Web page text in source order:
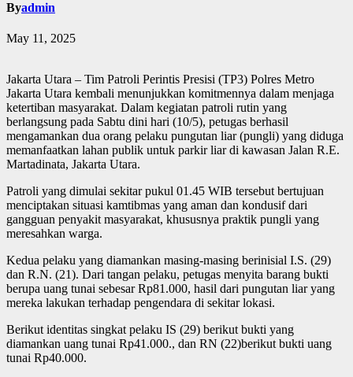
Byadmin
May 11, 2025
Jakarta Utara – Tim Patroli Perintis Presisi (TP3) Polres Metro
Jakarta Utara kembali menunjukkan komitmennya dalam menjaga
ketertiban masyarakat. Dalam kegiatan patroli rutin yang
berlangsung pada Sabtu dini hari (10/5), petugas berhasil
mengamankan dua orang pelaku pungutan liar (pungli) yang diduga
memanfaatkan lahan publik untuk parkir liar di kawasan Jalan R.E.
Martadinata, Jakarta Utara.
Patroli yang dimulai sekitar pukul 01.45 WIB tersebut bertujuan
menciptakan situasi kamtibmas yang aman dan kondusif dari
gangguan penyakit masyarakat, khususnya praktik pungli yang
meresahkan warga.
Kedua pelaku yang diamankan masing-masing berinisial I.S. (29)
dan R.N. (21). Dari tangan pelaku, petugas menyita barang bukti
berupa uang tunai sebesar Rp81.000, hasil dari pungutan liar yang
mereka lakukan terhadap pengendara di sekitar lokasi.
Berikut identitas singkat pelaku IS (29) berikut bukti yang
diamankan uang tunai Rp41.000., dan RN (22)berikut bukti uang
tunai Rp40.000.